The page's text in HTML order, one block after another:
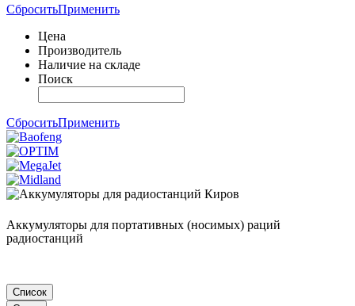
СброситьПрименить
Цена
Производитель
Наличие на складе
Поиск
СброситьПрименить
Аккумуляторы для портативных (носимых) раций
радиостанций
Список